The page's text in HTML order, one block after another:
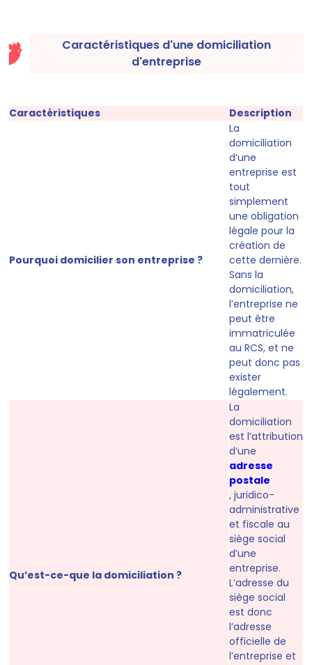
Caractéristiques d'une domiciliation
d'entreprise
Caractéristiques Description
Pourquoi domicilier son entreprise ?
La
domiciliation
d’une
entreprise est
tout
simplement
une obligation
légale pour la
création de
cette dernière.
Sans la
domiciliation,
l’entreprise ne
peut être
immatriculée
au RCS, et ne
peut donc pas
exister
légalement.
Qu’est-ce-que la domiciliation ?
La
domiciliation
est l’attribution
d’une
adresse
postale
, juridico-
administrative
et fiscale au
siège social
d’une
entreprise.
L’adresse du
siège social
est donc
l’adresse
officielle de
l’entreprise et